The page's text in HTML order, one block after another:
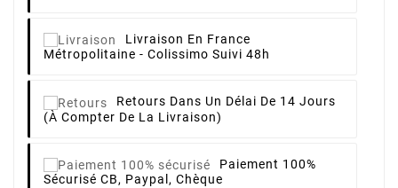
Livraison En France
Métropolitaine - Colissimo Suivi 48h
Retours Dans Un Délai De 14 Jours
(à Compter De La Livraison)
Paiement 100%
Sécurisé CB, Paypal, Chèque